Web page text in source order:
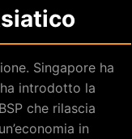
Singapore ha
introdotto la
che rilascia
in